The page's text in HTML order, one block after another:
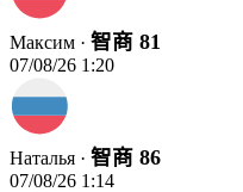
Максим · 智商 81
07/08/26 1:20
Наталья · 智商 86
07/08/26 1:14